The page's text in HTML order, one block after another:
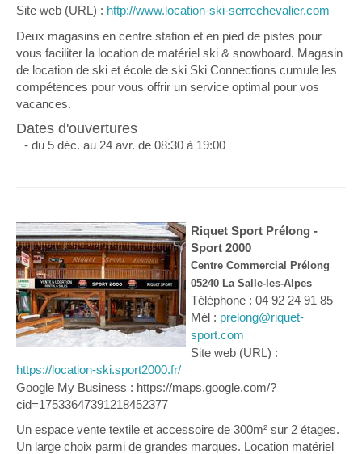
Site web (URL) : http://www.location-ski-serrechevalier.com
Deux magasins en centre station et en pied de pistes pour
vous faciliter la location de matériel ski & snowboard. Magasin
de location de ski et école de ski Ski Connections cumule les
compétences pour vous offrir un service optimal pour vos
vacances.
Dates d'ouvertures
- du 5 déc. au 24 avr. de 08:30 à 19:00
Riquet Sport Prélong -
Sport 2000
Centre Commercial Prélong
05240 La Salle-les-Alpes
Téléphone : 04 92 24 91 85
Mél : prelong@riquet-
sport.com
Site web (URL) :
https://location-ski.sport2000.fr/
Google My Business : https://maps.google.com/?
cid=17533647391218452377
Un espace vente textile et accessoire de 300m² sur 2 étages.
Un large choix parmi de grandes marques. Location matériel